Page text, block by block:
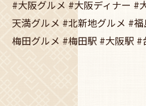
#大阪グルメ #大阪ディナー #
天満グルメ #北新地グルメ #
梅田グルメ #梅田駅 #大阪駅